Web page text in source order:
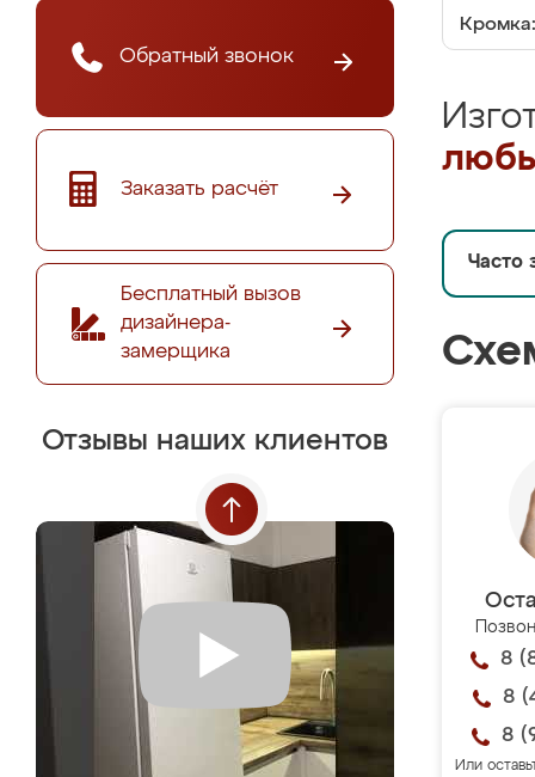
Обратный звонок
Заказать расчёт
Бесплатный вызов
дизайнера-
замерщика
Отзывы наших клиентов
Кромка:
Часто
8
8
8
Или